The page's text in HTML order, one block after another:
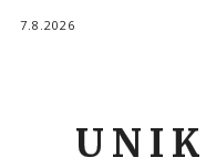
7.8.2026